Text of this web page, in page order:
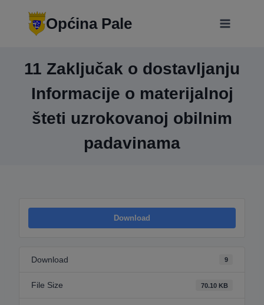
Općina Pale
11 Zaključak o dostavljanju
Informacije o materijalnoj
šteti uzrokovanoj obilnim
padavinama
Download
Download 9
File Size 70.10 KB